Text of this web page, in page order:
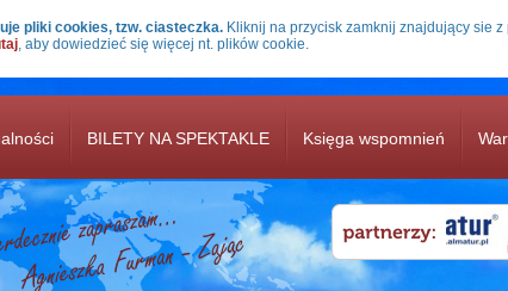
pliki cookies, tzw. ciasteczka. Kliknij na przycisk zamknij znajdujący sie
, aby dowiedzieć się więcej nt. plików cookie.
BILETY NA SPEKTAKLE Księga wspomnień